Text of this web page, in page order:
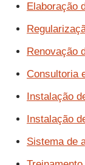
Elaboração
Renovação
Consultoria
Instalação
Instalação
Sistema de